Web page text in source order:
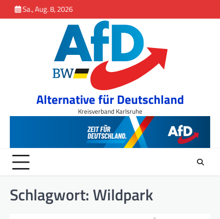
springen
to
Sa., Aug. 8, 2026
Alternative für Deutschland
Kreisverband Karlsruhe
Schlagwort:Wildpark